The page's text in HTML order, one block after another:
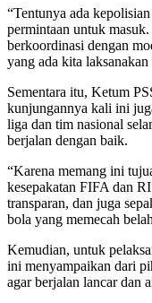
“Tentunya ada
permintaan untuk
berkoordinasi dengan
yang ada kita
Sementara itu, Ketum
kunjungannya kali ini
liga dan tim nasional
berjalan dengan baik.
“Karena memang ini
kesepakatan FIFA dan
transparan, dan juga
bola yang memecah
Kemudian, untuk
ini menyampaikan dari
agar berjalan lancar dan